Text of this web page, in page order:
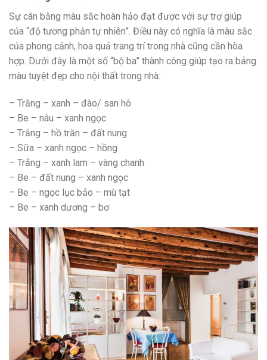
Sự cân bằng màu sắc hoàn hảo đạt được với sự trợ giúp
của “độ tương phản tự nhiên”. Điều này có nghĩa là màu sắc
của phong cảnh, hoa quả trang trí trong nhà cũng cần hòa
hợp. Dưới đây là một số “bộ ba” thành công giúp tạo ra bảng
màu tuyệt đẹp cho nội thất trong nhà:
– Trắng – xanh – đào/ san hô
– Be – nâu – xanh ngọc
– Trắng – hồ trăn – đất nung
– Sữa – xanh ngọc – hồng
– Trắng – xanh lam – vàng chanh
– Be – đất nung – xanh ngọc
– Be – ngọc lục bảo – mù tạt
– Be – xanh dương – bơ